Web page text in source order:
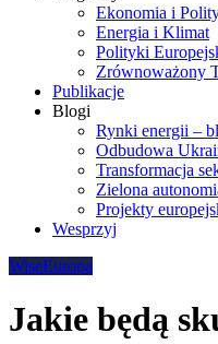
Ekonomia i
Energia i Klimat
Polityki
Zrównoważony
Publikacje
Blogi
Rynki energii –
Odbudowa
Transformacja
Zielona
Projekty
Wesprzyj
WiseEuropa
Jakie będą